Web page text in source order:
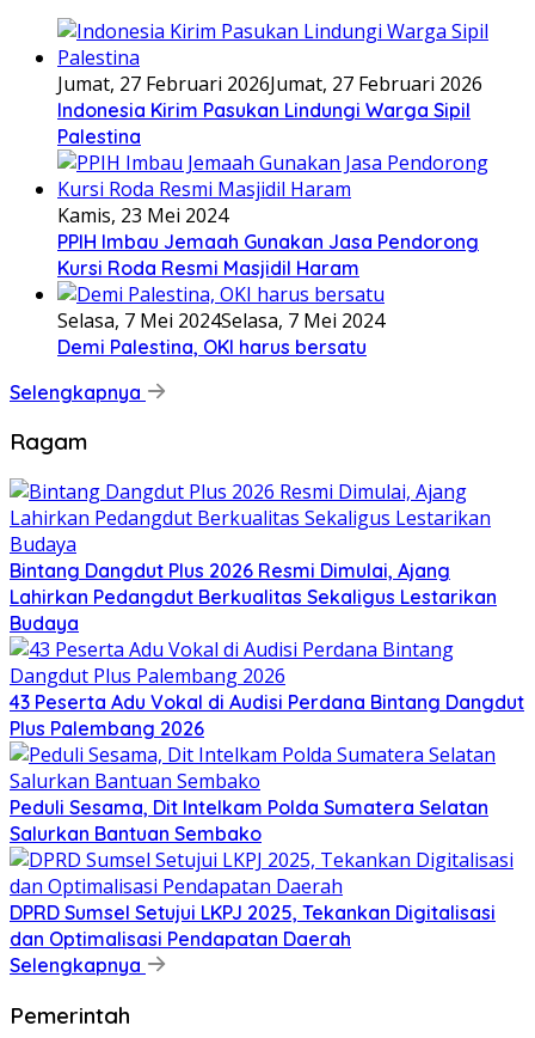
Jumat, 27 Februari 2026Jumat, 27 Februari 2026
Indonesia Kirim Pasukan Lindungi Warga Sipil
Palestina
Kamis, 23 Mei 2024
PPIH Imbau Jemaah Gunakan Jasa Pendorong
Kursi Roda Resmi Masjidil Haram
Selasa, 7 Mei 2024Selasa, 7 Mei 2024
Demi Palestina, OKI harus bersatu
Selengkapnya
Ragam
Bintang Dangdut Plus 2026 Resmi Dimulai, Ajang
Lahirkan Pedangdut Berkualitas Sekaligus Lestarikan
Budaya
43 Peserta Adu Vokal di Audisi Perdana Bintang Dangdut
Plus Palembang 2026
Peduli Sesama, Dit Intelkam Polda Sumatera Selatan
Salurkan Bantuan Sembako
DPRD Sumsel Setujui LKPJ 2025, Tekankan Digitalisasi
dan Optimalisasi Pendapatan Daerah
Selengkapnya
Pemerintah